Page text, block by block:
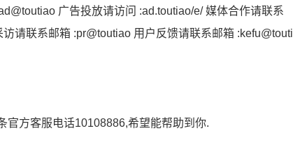
广告投放请访问 :ad.toutiao/e/ 媒体合作请联系
请联系邮箱 :pr@toutiao 用户反馈请联系邮箱 :kefu@touti
官方客服电话10108886,希望能帮助到你.